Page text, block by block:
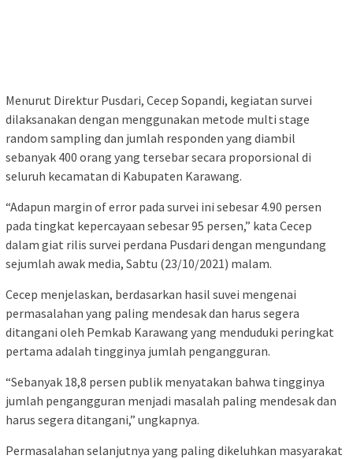
Menurut Direktur Pusdari, Cecep Sopandi, kegiatan survei
dilaksanakan dengan menggunakan metode multi stage
random sampling dan jumlah responden yang diambil
sebanyak 400 orang yang tersebar secara proporsional di
seluruh kecamatan di Kabupaten Karawang.
“Adapun margin of error pada survei ini sebesar 4.90 persen
pada tingkat kepercayaan sebesar 95 persen,” kata Cecep
dalam giat rilis survei perdana Pusdari dengan mengundang
sejumlah awak media, Sabtu (23/10/2021) malam.
Cecep menjelaskan, berdasarkan hasil suvei mengenai
permasalahan yang paling mendesak dan harus segera
ditangani oleh Pemkab Karawang yang menduduki peringkat
pertama adalah tingginya jumlah pengangguran.
“Sebanyak 18,8 persen publik menyatakan bahwa tingginya
jumlah pengangguran menjadi masalah paling mendesak dan
harus segera ditangani,” ungkapnya.
Permasalahan selanjutnya yang paling dikeluhkan masyarakat